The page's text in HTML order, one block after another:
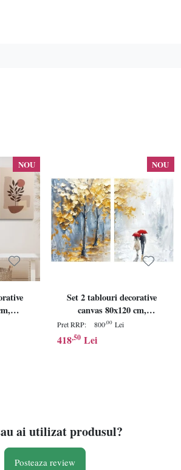
NOU
-
NOU
Set 2 tablouri decorative
canvas 80x120 cm,
panza/lemn, multicolor -
Verificat A · Re-Bloom
Pret RRP: 800,00 Lei
418,50 Lei
ai utilizat produsul?
Posteaza review